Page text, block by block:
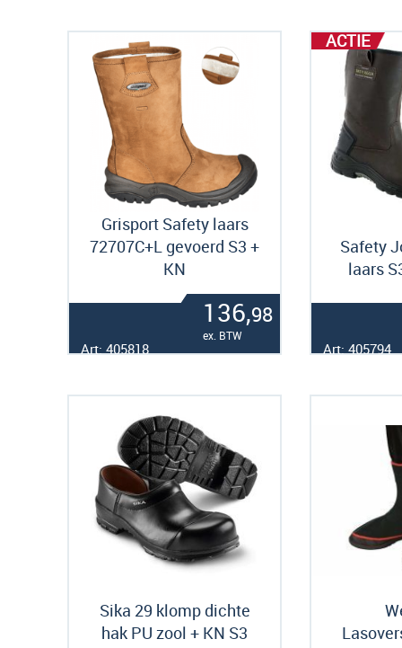
Grisport Safety laars
72707C+L gevoerd S3 +
KN
136,98
ex. BTW
Art: 405818
ACTIE
Safety
laars
Art: 405794
Sika 29 klomp dichte
hak PU zool + KN S3